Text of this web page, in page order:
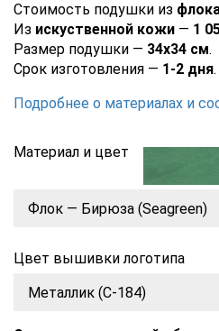
Стоимость подушки из
Из искуственной кожи — 1
Размер подушки — 34х34 см.
Срок изготовления — 1-2 дня.
Подробнее о материалах и
Материал и цвет
Цвет вышивки логотипа